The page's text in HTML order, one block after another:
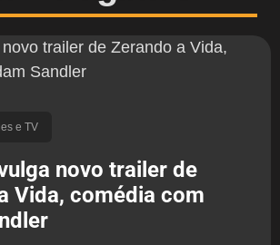
e TV
novo trailer de
Vida, comédia com